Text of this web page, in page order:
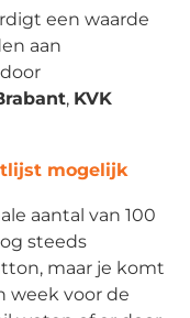
een waarde
aan
, KVK
mogelijk
aantal van 100
steeds
maar je komt
week voor de